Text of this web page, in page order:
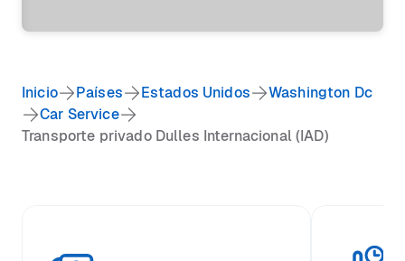
Inicio Países Estados Unidos
Washington Dc
Car Service
Transporte privado Dulles Internacional (IAD)